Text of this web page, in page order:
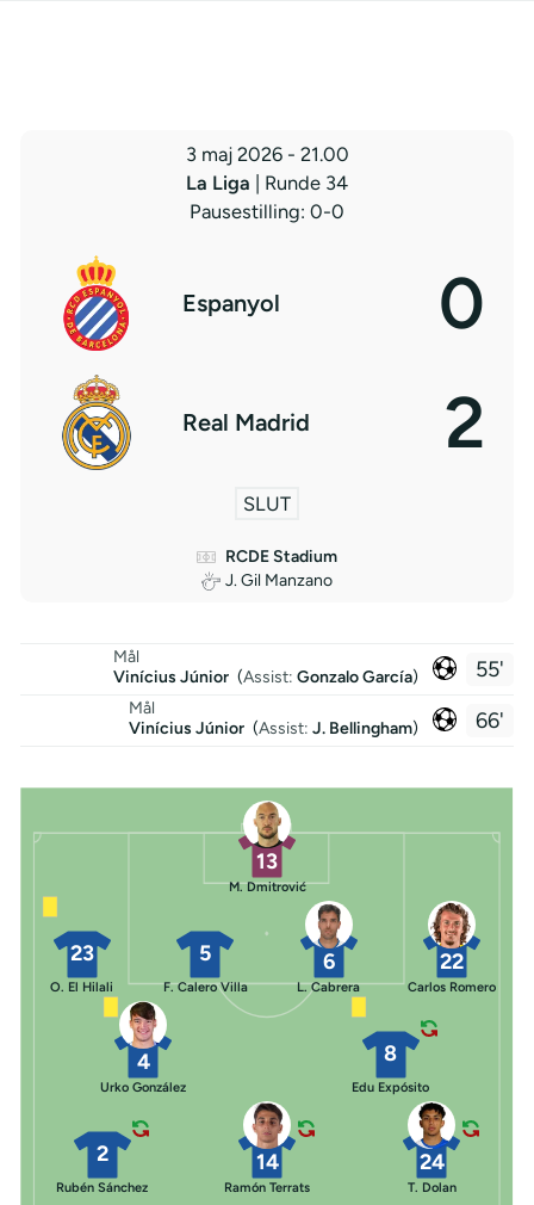
3 maj 2026 - 21.00
La Liga
| Runde 34
Pausestilling: 0-0
Espanyol 0
Real Madrid 2
SLUT
RCDE Stadium
J. Gil Manzano
55'
Mål
Vinícius Júnior (Assist: Gonzalo García)
66'
Mål
Vinícius Júnior (Assist: J. Bellingham)
13
M. Dmitrović
22
Carlos Romero
6
L. Cabrera
5
F. Calero Villa
23
O. El Hilali
8
Edu Expósito
4
Urko González
24
T. Dolan
14
Ramón Terrats
2
Rubén Sánchez